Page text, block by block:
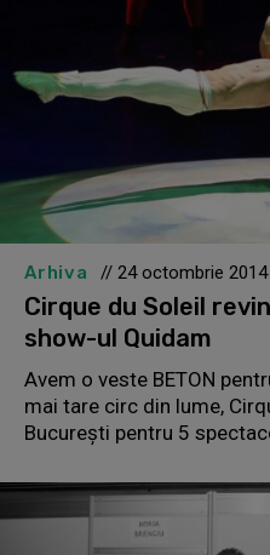
Arhiva // 24 octombrie 2014
Cirque du Soleil
show-ul Quidam
Avem o veste BETON
mai tare circ din lume,
București pentru 5